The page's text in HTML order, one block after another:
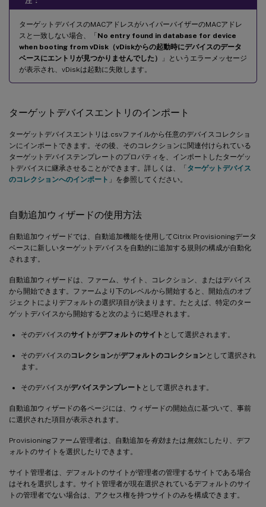
ターゲットデバイスのMACアドレスがハイパーバイザーのMACアドレ
スと一致しない場合、「 No entry found in database for device
when booting from vDisk（vDiskからの起動時にデバイスのデータ
ベースにエントリが見つかりませんでした）
」というエラーメッセージ
が表示され、vDiskは起動に失敗します。
ターゲットデバイスエントリのインポート
ターゲットデバイスエントリは.csvファイルから任意のデバイスコレクショ
ンにインポートできます。その後、そのコレクションに関連付けられている
ターゲットデバイステンプレートのプロパティを、インポートしたターゲッ
トデバイスに継承させることができます。詳しくは、「 ターゲットデバイス
のコレクションへのインポート 」を参照してください。
自動追加ウィザードの使用方法
自動追加ウィザードでは、自動追加機能を使用してCitrix Provisioningデータ
ベースに新しいターゲットデバイスを自動的に追加する規則の構成が自動化
されます。
自動追加ウィザードは、ファーム、サイト、コレクション、またはデバイス
から開始できます。ファームより下のレベルから開始すると、開始点のオブ
ジェクトによりデフォルトの選択項目が決まります。たとえば、特定のター
ゲットデバイスから開始すると次のように処理されます。
そのデバイスのサイトがデフォルトのサイト として選択されます。
そのデバイスのコレクションがデフォルトのコレクションとして選択され
ます。
そのデバイスがデバイステンプレート として選択されます。
自動追加ウィザードの各ページには、ウィザードの開始点に基づいて、事前
に選択された項目が表示されます。
Provisioningファーム管理者は、自動追加を有効または無効にしたり、デフ
ォルトのサイトを選択したりできます。
サイト管理者は、デフォルトのサイトが管理者の管理するサイトである場合
はそれを選択します。サイト管理者が現在選択されているデフォルトのサイ
トの管理者でない場合は、アクセス権を持つサイトのみを構成できます。